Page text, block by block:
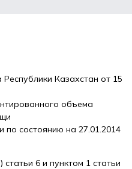
Казахстан от 15
объема
по состоянию на 27.01.2014
6 и пунктом 1 статьи